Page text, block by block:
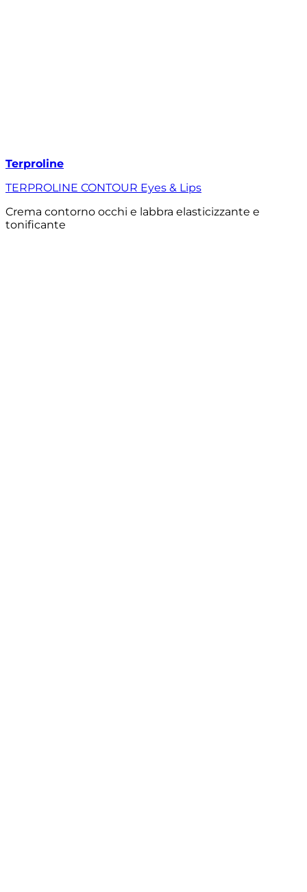
Terproline
TERPROLINE CONTOUR Eyes & Lips
Crema contorno occhi e labbra elasticizzante e
tonificante